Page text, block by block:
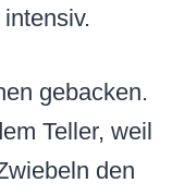
gebacken.
Teller, weil
den